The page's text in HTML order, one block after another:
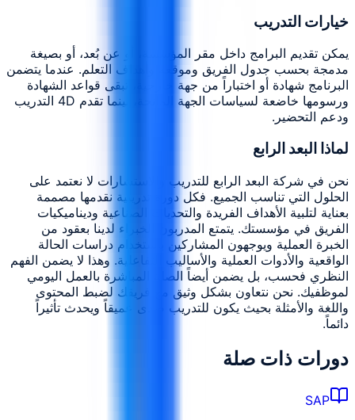
خيارات التدريب
يمكن تقديم البرامج داخل مقر المؤسسة، أو عن بُعد، أو بصيغة
مدمجة بحسب جدول الفريق وموقعه وأهداف التعلم. عندما يتضمن
البرنامج شهادة أو اختباراً من جهة خارجية، تبقى قواعد الشهادة
ورسومها خاضعة لسياسات الجهة المانحة، بينما تقدم 4D التدريب
ودعم التحضير.
لماذا البعد الرابع
نحن في شركة البعد الرابع للتدريب والاستشارات لا نعتمد على
الحلول التي تناسب الجميع. فكل دورة تدريبية نقدمها مصممة
بعناية لتلبية الأهداف الفريدة والتحديات الصناعية وديناميكيات
الفريق في مؤسستك. يتمتع المدربون الخبراء لدينا بعقود من
الخبرة العملية ويوجهون المشاركين باستخدام دراسات الحالة
الواقعية والأدوات العملية والأساليب التفاعلية. وهذا لا يضمن الفهم
النظري فحسب، بل يضمن أيضاً الصلة المباشرة بالعمل اليومي
لموظفيك. نحن نتعاون بشكل وثيق مع فريقك لضبط المحتوى
واللغة والأمثلة بحيث يكون للتدريب صدى عميقاً ويحدث تأثيراً
دائماً.
دورات ذات صلة
SAP